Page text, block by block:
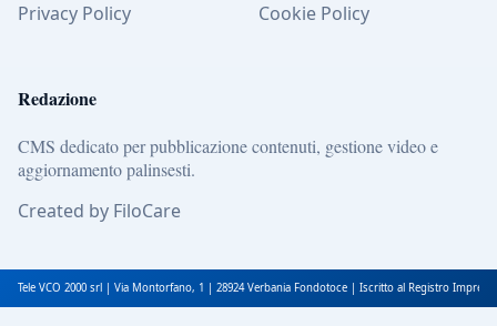
Privacy Policy
Cookie Policy
Redazione
CMS dedicato per pubblicazione contenuti, gestione video e
aggiornamento palinsesti.
Created by FiloCare
Tele VCO 2000 srl | Via Montorfano, 1 | 28924 Verbania Fondotoce | Iscritto al Registro Imprese